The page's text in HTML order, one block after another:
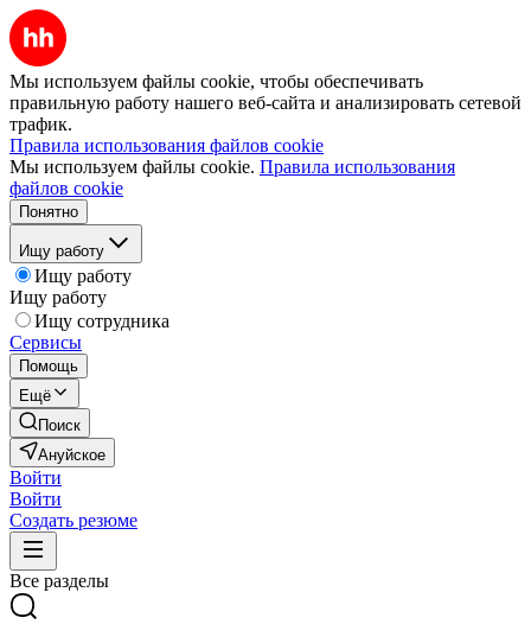
Мы используем файлы cookie, чтобы обеспечивать
правильную работу нашего веб-сайта и анализировать сетевой
трафик.
Правила использования файлов cookie
Мы используем файлы cookie. Правила использования
файлов cookie
Понятно
Ищу работу
Ищу работу
Ищу работу
Ищу сотрудника
Сервисы
Помощь
Ещё
Поиск
Ануйское
Войти
Войти
Создать резюме
Все разделы